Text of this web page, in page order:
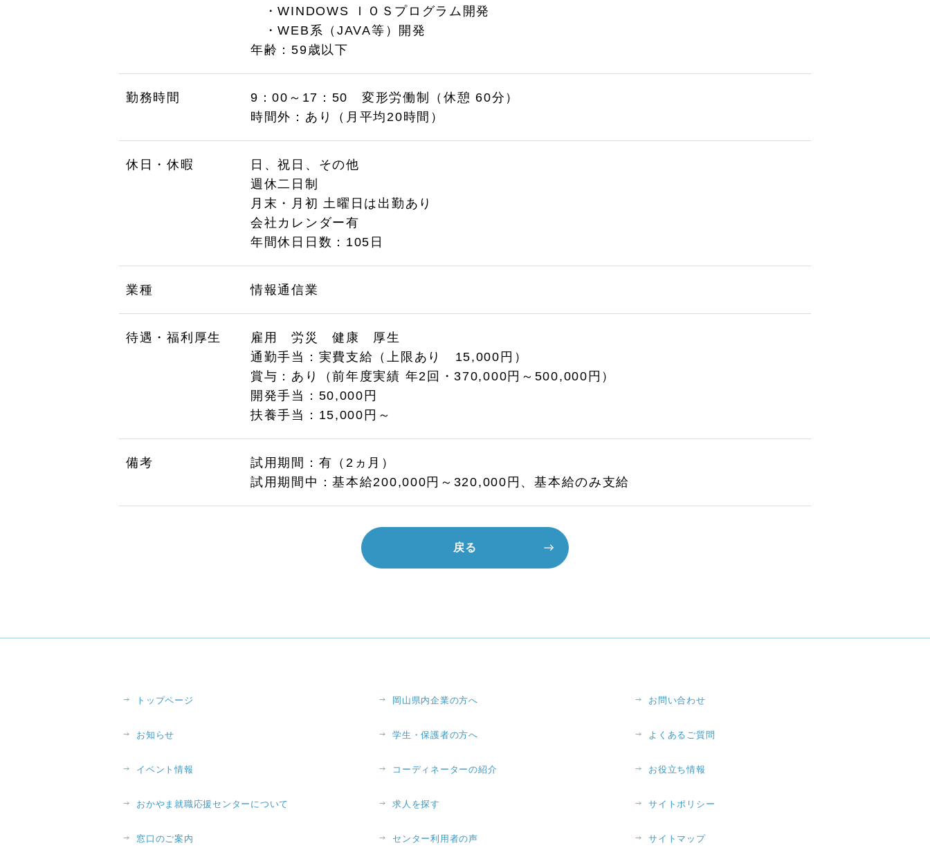
・WINDOWS ＩＯＳプログラム開発
・WEB系（JAVA等）開発
年齢：59歳以下
勤務時間
9：00～17：50 変形労働制（休憩 60分）
時間外：あり（月平均20時間）
休日・休暇
日、祝日、その他
週休二日制
月末・月初 土曜日は出勤あり
会社カレンダー有
年間休日日数：105日
業種 情報通信業
待遇・福利厚生
雇用 労災 健康 厚生
通勤手当：実費支給（上限あり 15,000円）
賞与：あり（前年度実績 年2回・370,000円～500,000円）
開発手当：50,000円
扶養手当：15,000円～
備考
試用期間：有（2ヵ月）
試用期間中：基本給200,000円～320,000円、基本給のみ支給
戻る
トップページ
お知らせ
イベント情報
おかやま就職応援センターについて
窓口のご案内
岡山県内企業の方へ
学生・保護者の方へ
コーディネーターの紹介
求人を探す
センター利用者の声
お問い合わせ
よくあるご質問
お役立ち情報
サイトポリシー
サイトマップ